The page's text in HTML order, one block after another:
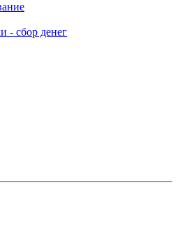
- сбор денег